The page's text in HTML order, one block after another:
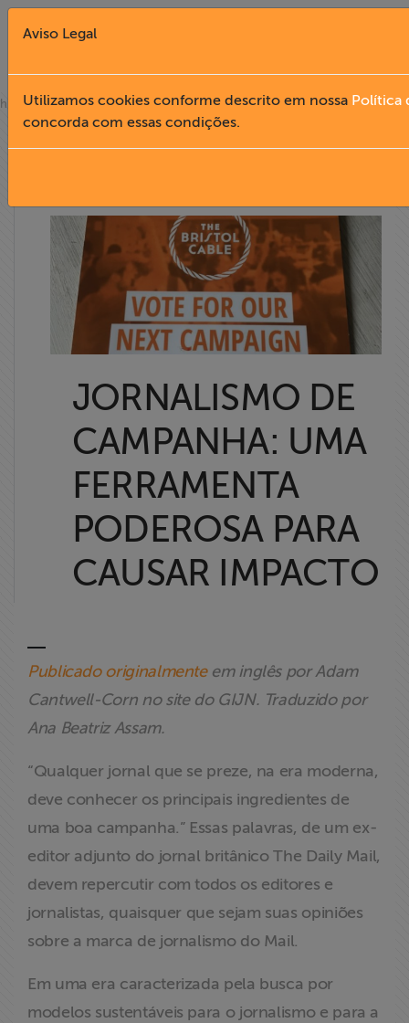
Fechar X
English
Home
Institucional
Formação
Acesso à
Liberdade de
Expressão
Proteção Legal
e Litigância
Homenageados
Associe-se
ABRAJI
>> Conteúdo
exclusivo para
Assine a nossa
newsletter
home»help desk
JORNALISMO DE
CAMPANHA: UMA
FERRAMENTA
PODEROSA PARA
CAUSAR IMPACTO
Publicado originalmenteem inglês por Adam
Cantwell-Corn no site do GIJN. Traduzido por
Ana Beatriz Assam.
“Qualquer jornal que se preze, na era moderna,
deve conhecer os principais ingredientes de
uma boa campanha.” Essas palavras, de um ex-
editor adjunto do jornal britânico The Daily Mail,
devem repercutir com todos os editores e
jornalistas, quaisquer que sejam suas opiniões
sobre a marca de jornalismo do Mail.
Em uma era caracterizada pela busca por
modelos sustentáveis para o jornalismo e para a
Aviso Legal
Utilizamos cookies conforme descrito em nossa Política
concorda com essas condições.